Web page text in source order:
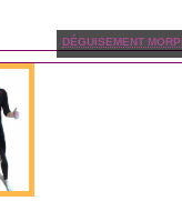
DÉGUISEMENT